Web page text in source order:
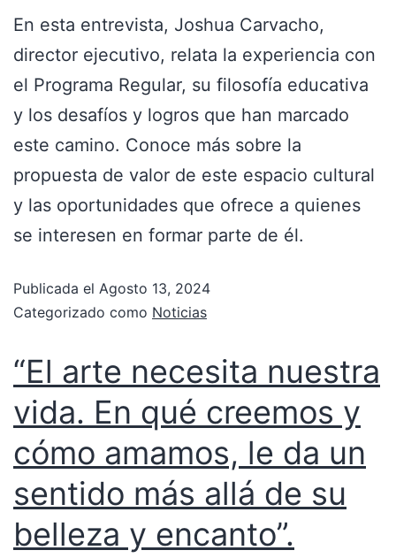
En esta entrevista, Joshua Carvacho,
director ejecutivo, relata la experiencia con
el Programa Regular, su filosofía educativa
y los desafíos y logros que han marcado
este camino. Conoce más sobre la
propuesta de valor de este espacio cultural
y las oportunidades que ofrece a quienes
se interesen en formar parte de él.
Publicada el Agosto 13, 2024
Categorizado como Noticias
“El arte necesita nuestra
vida. En qué creemos y
cómo amamos, le da un
sentido más allá de su
belleza y encanto”.